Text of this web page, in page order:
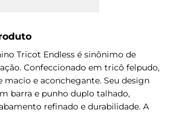
Tricot Endless é sinônimo de
Confeccionado em tricô felpudo,
e aconchegante. Seu design
barra e punho duplo talhado,
refinado e durabilidade. A